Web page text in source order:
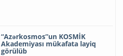
“Azərkosmos”un KOSMİK
Akademiyası mükafata layiq
görülüb